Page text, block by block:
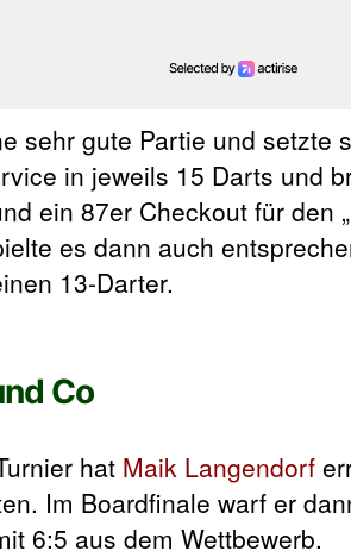
sehr gute Partie und setzte
in jeweils 15 Darts und
ein 87er Checkout für den
es dann auch
13-Darter.
Co
hat Maik Langendorf
Im Boardfinale warf er
6:5 aus dem Wettbewerb.